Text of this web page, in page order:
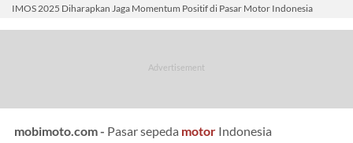
IMOS 2025 Diharapkan Jaga Momentum Positif di Pasar Motor Indonesia
mobimoto.com - Pasar sepeda motor Indonesia